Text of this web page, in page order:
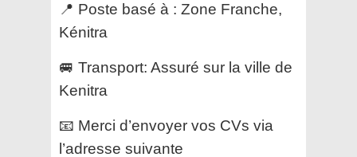
📍 Poste basé à : Zone Franche,
Kénitra
🚐 Transport: Assuré sur la ville de
Kenitra
📧 Merci d’envoyer vos CVs via
l’adresse suivante